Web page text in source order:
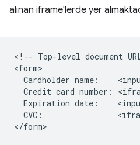
alınan iframe'lerde yer
<!-- Top-level document
<form>
Cardholder name:
Credit card number:
Expiration date:
CVC: